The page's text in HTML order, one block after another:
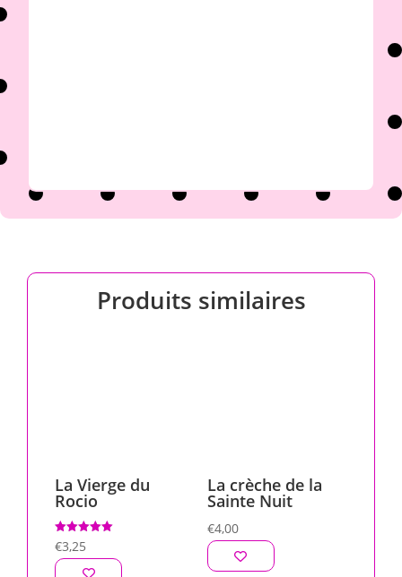
Produits similaires
La Vierge du
Rocio
Note
5.00
sur 5
€3,25
La crèche de la
Sainte Nuit
€4,00